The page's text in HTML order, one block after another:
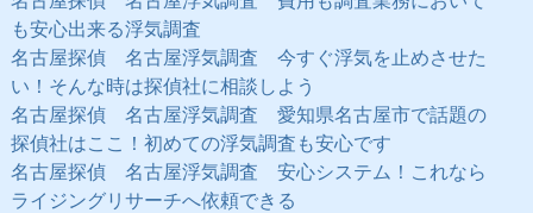
も安心出来る浮気調査
名古屋探偵 名古屋浮気調査 今すぐ浮気を止めさせた
い！そんな時は探偵社に相談しよう
名古屋探偵 名古屋浮気調査 愛知県名古屋市で話題の
探偵社はここ！初めての浮気調査も安心です
名古屋探偵 名古屋浮気調査 安心システム！これなら
ライジングリサーチへ依頼できる